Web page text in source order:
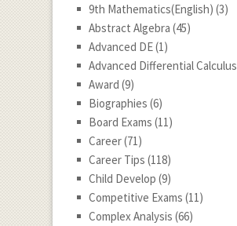
9th Mathematics(English) (3)
Abstract Algebra (45)
Advanced DE(1)
Advanced Differential Calculus
Award (9)
Biographies (6)
Board Exams (11)
Career(71)
Career Tips (118)
Child Develop (9)
Competitive Exams (11)
Complex Analysis (66)